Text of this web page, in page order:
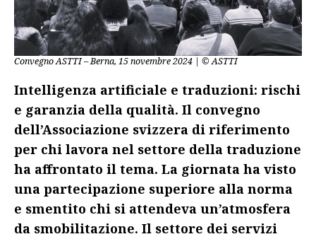
Convegno ASTTI – Berna, 15 novembre 2024 | © ASTTI
Intelligenza artificiale e traduzioni: rischi
e garanzia della qualità. Il convegno
dell’Associazione svizzera di riferimento
per chi lavora nel settore della traduzione
ha affrontato il tema. La giornata ha visto
una partecipazione superiore alla norma
e smentito chi si attendeva un’atmosfera
da smobilitazione. Il settore dei servizi